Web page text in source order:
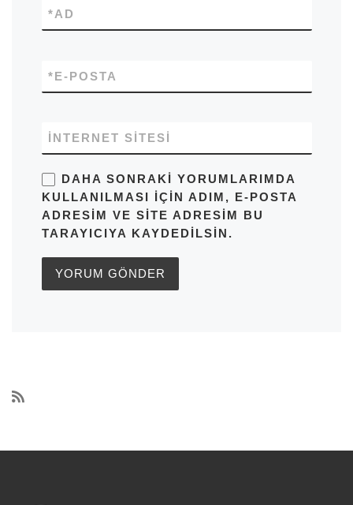
AD
*
E-POSTA
*
İNTERNET SITESI
DAHA SONRAKI YORUMLARIMDA
KULLANILMASI IÇIN ADIM, E-POSTA
ADRESIM VE SITE ADRESIM BU
TARAYICIYA KAYDEDILSIN.